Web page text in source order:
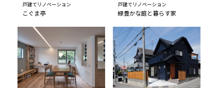
戸建てリノベーション
こぐま亭
戸建てリノベーション
緑豊かな庭と暮らす家